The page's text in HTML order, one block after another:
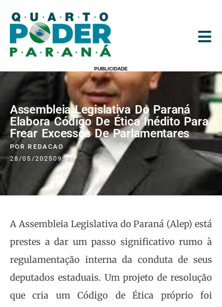
PUBLICIDADE
Assembleia Legislativa Do Paraná
Elabora Código De Ética Inédito Para
Frear Excessos De Parlamentares
POR REDACAO
28/05/202509:01
A Assembleia Legislativa do Paraná (Alep) está
prestes a dar um passo significativo rumo à
regulamentação interna da conduta de seus
deputados estaduais. Um projeto de resolução
que cria um Código de Ética próprio foi